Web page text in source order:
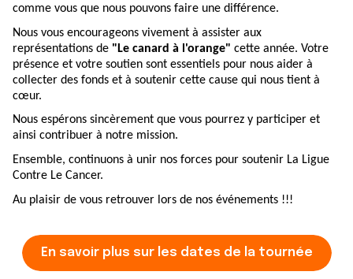
comme vous que nous pouvons faire une différence.
Nous vous encourageons vivement à assister aux
représentations de "Le canard à l'orange" cette année. Votre
présence et votre soutien sont essentiels pour nous aider à
collecter des fonds et à soutenir cette cause qui nous tient à
cœur.
Nous espérons sincèrement que vous pourrez y participer et
ainsi contribuer à notre mission.
Ensemble, continuons à unir nos forces pour soutenir La Ligue
Contre Le Cancer.
Au plaisir de vous retrouver lors de nos événements !!!
En savoir plus sur les dates de la tournée